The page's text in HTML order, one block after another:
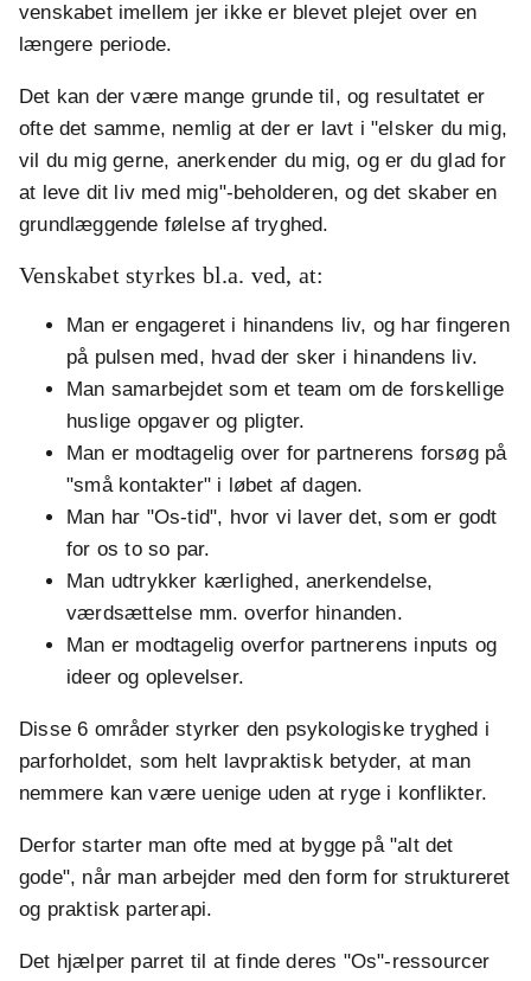
venskabet imellem jer ikke er blevet plejet over en
længere periode.
Det kan der være mange grunde til, og resultatet er
ofte det samme, nemlig at der er lavt i "elsker du mig,
vil du mig gerne, anerkender du mig, og er du glad for
at leve dit liv med mig"-beholderen, og det skaber en
grundlæggende følelse af tryghed.
Venskabet styrkes bl.a. ved, at:
Man er engageret i hinandens liv, og har fingeren
på pulsen med, hvad der sker i hinandens liv.
Man samarbejdet som et team om de forskellige
huslige opgaver og pligter.
Man er modtagelig over for partnerens forsøg på
"små kontakter" i løbet af dagen.
Man har "Os-tid", hvor vi laver det, som er godt
for os to so par.
Man udtrykker kærlighed, anerkendelse,
værdsættelse mm. overfor hinanden.
Man er modtagelig overfor partnerens inputs og
ideer og oplevelser.
Disse 6 områder styrker den psykologiske tryghed i
parforholdet, som helt lavpraktisk betyder, at man
nemmere kan være uenige uden at ryge i konflikter.
Derfor starter man ofte med at bygge på "alt det
gode", når man arbejder med den form for struktureret
og praktisk parterapi.
Det hjælper parret til at finde deres "Os"-ressourcer